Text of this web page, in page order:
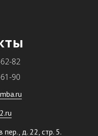
82
90
пер., д. 22, стр. 5.